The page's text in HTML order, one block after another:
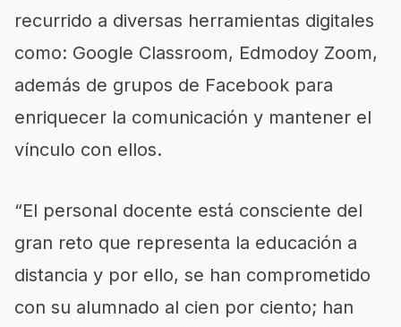
recurrido a diversas herramientas digitales
como: Google Classroom, Edmodoy Zoom,
además de grupos de Facebook para
enriquecer la comunicación y mantener el
vínculo con ellos.
“El personal docente está consciente del
gran reto que representa la educación a
distancia y por ello, se han comprometido
con su alumnado al cien por ciento; han